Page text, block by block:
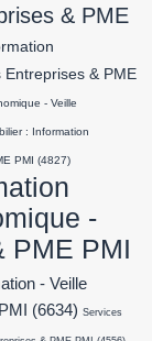
& PME
Entreprises & PME
- Veille
: Information
PMI (4827)
-
PME PMI
- Veille
(6634) Services